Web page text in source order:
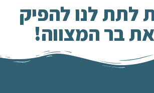
לתת לנו להפיק
בר המצווה!